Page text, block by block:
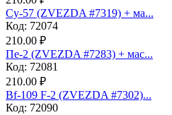
Су-57 (ZVEZDA #7319) + ма...
Код: 72074
210.00 ₽
Пе-2 (ZVEZDA #7283) + мас...
Код: 72081
210.00 ₽
Bf-109 F-2 (ZVEZDA #7302)...
Код: 72090